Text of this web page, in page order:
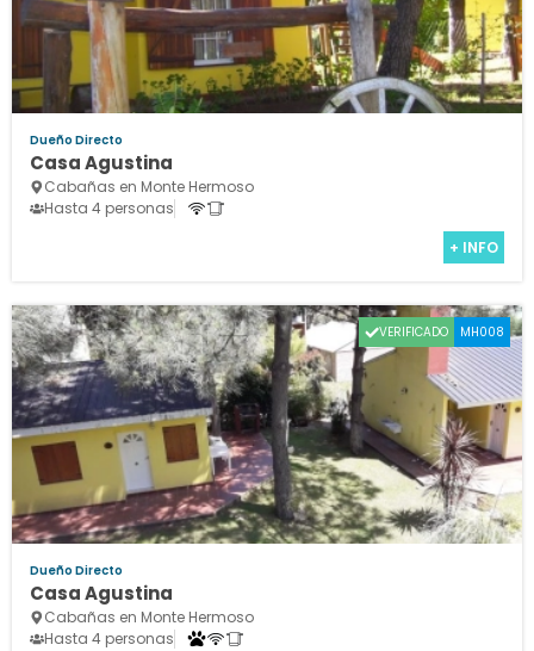
Dueño Directo
Casa Agustina
Cabañas en Monte Hermoso
Hasta 4 personas
+ INFO
VERIFICADO MH008
Dueño Directo
Casa Agustina
Cabañas en Monte Hermoso
Hasta 4 personas